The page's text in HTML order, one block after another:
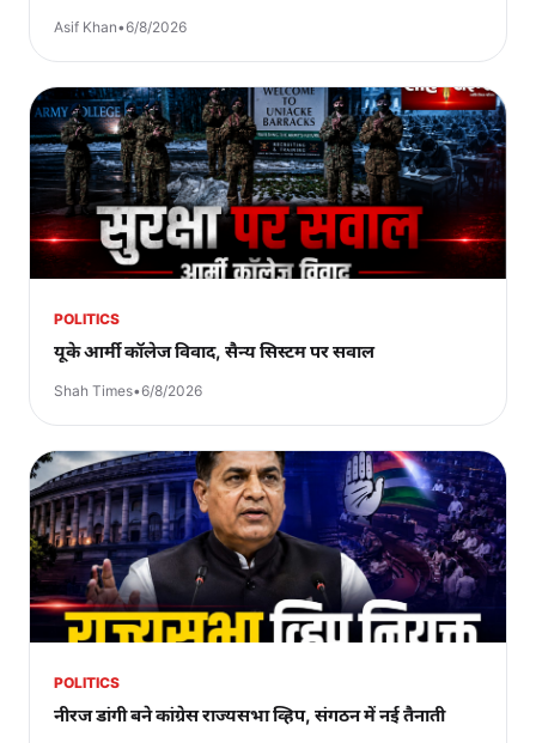
Asif Khan•6/8/2026
POLITICS
यूके आर्मी कॉलेज विवाद, सैन्य सिस्टम पर सवाल
Shah Times•6/8/2026
POLITICS
नीरज डांगी बने कांग्रेस राज्यसभा व्हिप, संगठन में नई तैनाती